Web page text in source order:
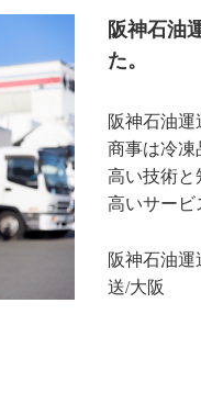
阪神石油
た。
阪神石油
商事は冷凍
高い技術と
高いサービ
阪神石油
送/大阪